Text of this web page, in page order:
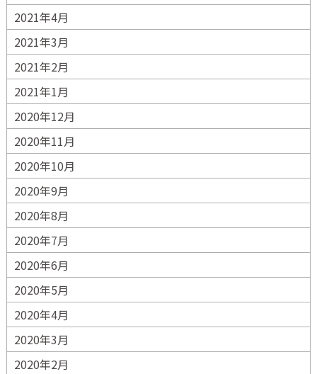
2021年4月
2021年3月
2021年2月
2021年1月
2020年12月
2020年11月
2020年10月
2020年9月
2020年8月
2020年7月
2020年6月
2020年5月
2020年4月
2020年3月
2020年2月